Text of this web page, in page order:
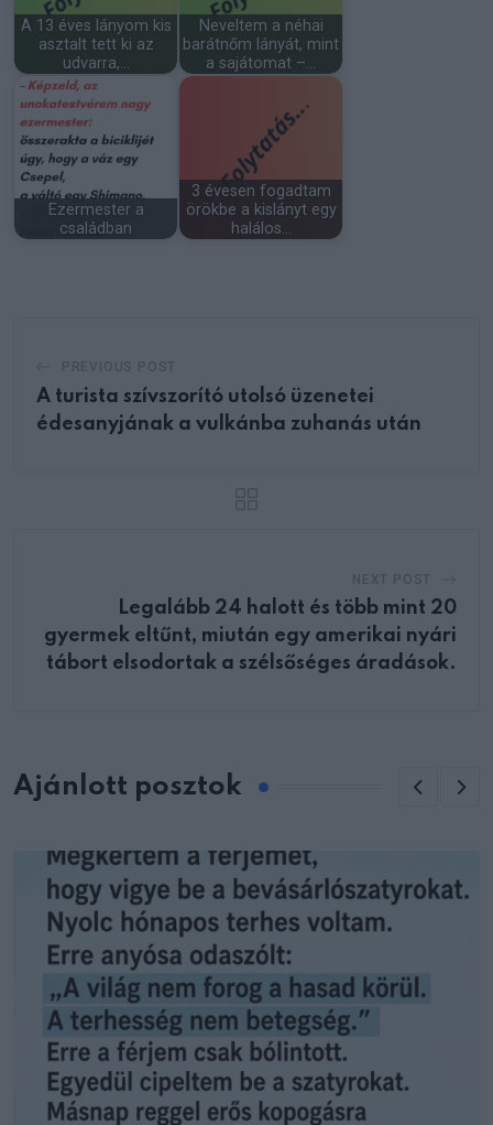
A 13 éves lányom kis
asztalt tett ki az
udvarra,…
Neveltem a néhai
barátnőm lányát, mint
a sajátomat –…
Ezermester a
családban
3 évesen fogadtam
örökbe a kislányt egy
halálos…
A turista szívszorító utolsó üzenetei
édesanyjának a vulkánba zuhanás után
Legalább 24 halott és több mint 20
gyermek eltűnt, miután egy amerikai nyári
tábort elsodortak a szélsőséges áradások.
Ajánlott posztok